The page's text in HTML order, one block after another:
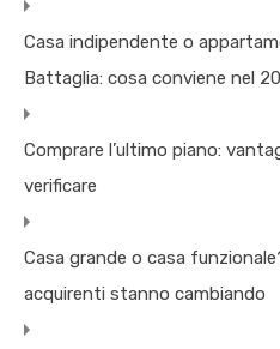
Casa indipendente o
Battaglia: cosa conviene nel
Comprare l’ultimo piano:
verificare
Casa grande o casa
acquirenti stanno cambiando